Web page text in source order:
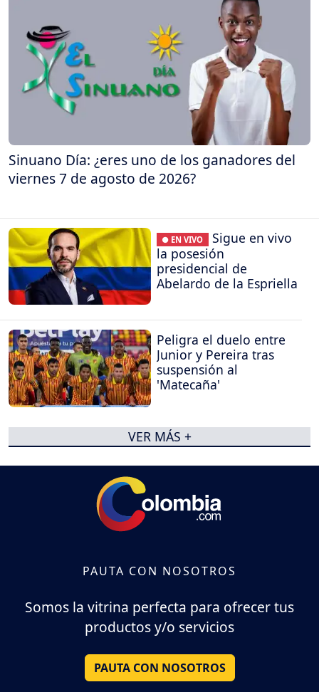
Sinuano Día: ¿eres uno de los ganadores del
viernes 7 de agosto de 2026?
● EN VIVO
Sigue en vivo
la posesión
presidencial de
Abelardo de la Espriella
Peligra el duelo entre
Junior y Pereira tras
suspensión al
'Matecaña'
VER MÁS +
PAUTA CON NOSOTROS
Somos la vitrina perfecta para ofrecer tus
productos y/o servicios
PAUTA CON NOSOTROS